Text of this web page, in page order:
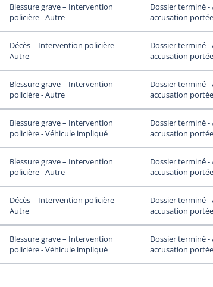
Blessure grave – Intervention
policière - Autre
Dossier terminé -
accusation
Décès – Intervention policière -
Autre
Dossier terminé -
accusation
Blessure grave – Intervention
policière - Autre
Dossier terminé -
accusation
Blessure grave – Intervention
policière - Véhicule impliqué
Dossier terminé -
accusation
Blessure grave – Intervention
policière - Autre
Dossier terminé -
accusation
Décès – Intervention policière -
Autre
Dossier terminé -
accusation
Blessure grave – Intervention
policière - Véhicule impliqué
Dossier terminé -
accusation